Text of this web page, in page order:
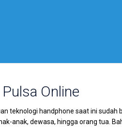
Online
teknologi handphone saat ini sudah
anak, dewasa, hingga orang tua.